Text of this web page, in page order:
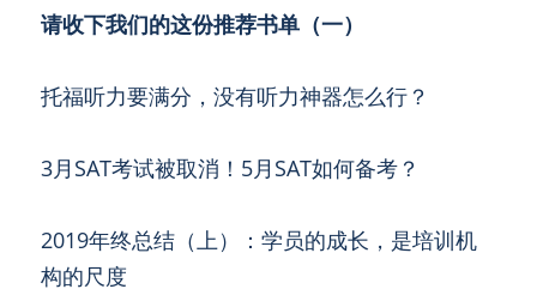
请收下我们的这份推荐书单（一）
托福听力要满分，没有听力神器怎么行？
3月SAT考试被取消！5月SAT如何备考？
2019年终总结（上）：学员的成长，是培训机
构的尺度